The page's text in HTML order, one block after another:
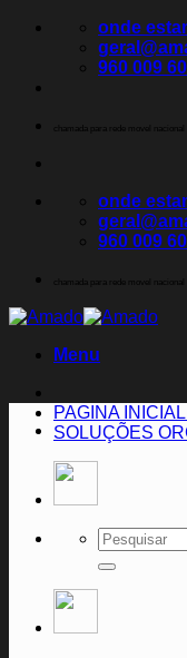
Skip
onde
960 009
onde
960 009
Menu
PAGINA INICIAL
SOLUÇÕES
Search
for: